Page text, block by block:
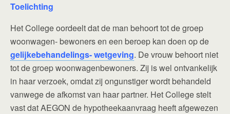
Toelichting
Het College oordeelt dat de man behoort tot de groep
woonwagen- bewoners en een beroep kan doen op de
gelijkebehandelings- wetgeving. De vrouw behoort niet
tot de groep woonwagenbewoners. Zij is wel ontvankelijk
in haar verzoek, omdat zij ongunstiger wordt behandeld
vanwege de afkomst van haar partner. Het College stelt
vast dat AEGON de hypotheekaanvraag heeft afgewezen